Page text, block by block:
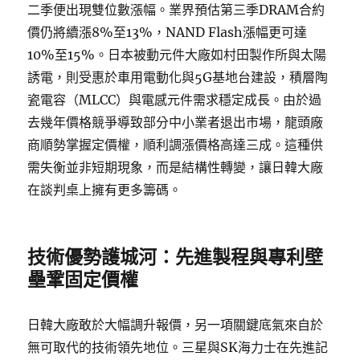
二季便出現雙位數漲幅。業界預估第三季DRAM合約
價仍將續漲8%至13%，NAND Flash漲幅更可達
10%至15%。日本被動元件大廠如村田製作所與太陽
誘電，則受惠於車用電動化與5G基地台建設，積層陶
瓷電容（MLCC）與電感元件需求穩定成長。由於過
去幾年價格競爭導致部分中小業者退出市場，龍頭廠
商順勢掌握定價權，順利調漲價格高達三成。這種供
需失衡並非短期現象，而是結構性轉變，讓日韓大廠
在談判桌上擁有更多籌碼。
技術優勢護城河：先進製程與專利壁
壘鞏固定價權
日韓大廠敢於大幅調升報價，另一項關鍵底氣來自於
無可取代的技術領先地位。三星與SK海力士在先進記